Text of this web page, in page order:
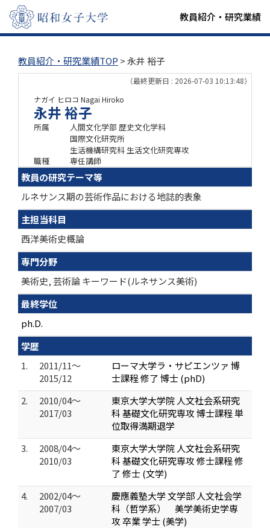
教員紹介・研究業績
教員紹介・研究業績TOP > 永井 裕子
（最終更新日 : 2026-07-03 10:13:48）
ナガイ ヒロコ Nagai Hiroko
永井 裕子
所属
人間文化学部 歴史文化学科
国際文化研究所
生活機構研究科 生活文化研究専攻
職種
専任講師
教員の研究テーマ等
ルネサンス期の芸術作品における地誌的表象
主担当科目
西洋美術史概論
専門分野
美術史, 芸術論 キーワード(ルネサンス美術)
最終学位
ph.D.
学歴
1.
2011/11～
2015/12
ローマ大学ラ・サピエンツァ 博
士課程 修了 博士 (phD)
2.
2010/04～
2017/03
東京大学大学院 人文社会系研究
科 基礎文化研究専攻 博士課程 単
位取得満期退学
3.
2008/04～
2010/03
東京大学大学院 人文社会系研究
科 基礎文化研究専攻 修士課程 修
了 修士 (文学)
4.
2002/04～
2007/03
慶應義塾大学 文学部 人文社会学
科（哲学系） 美学美術史学専
攻 卒業 学士 (美学)